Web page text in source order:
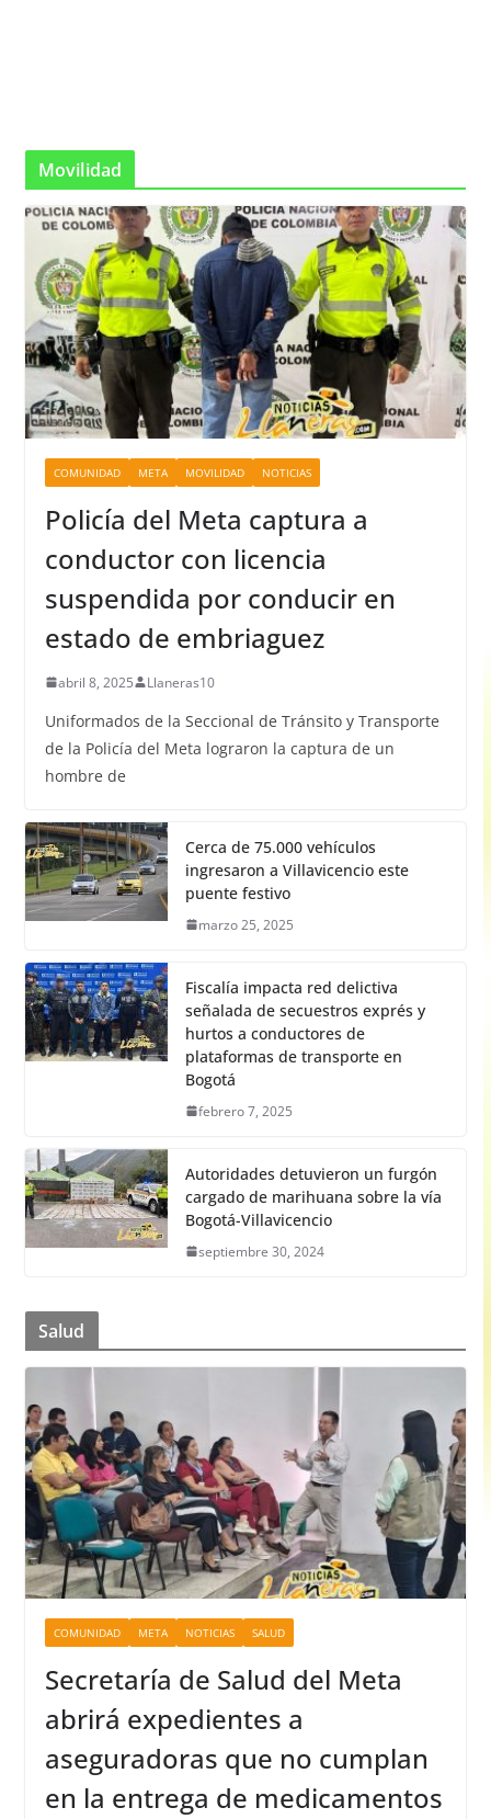
Movilidad
COMUNIDAD META MOVILIDAD NOTICIAS
Policía del Meta captura a
conductor con licencia
suspendida por conducir en
estado de embriaguez
abril 8, 2025 Llaneras10
Uniformados de la Seccional de Tránsito y Transporte
de la Policía del Meta lograron la captura de un
hombre de
Cerca de 75.000 vehículos
ingresaron a Villavicencio este
puente festivo
marzo 25, 2025
Fiscalía impacta red delictiva
señalada de secuestros exprés y
hurtos a conductores de
plataformas de transporte en
Bogotá
febrero 7, 2025
Autoridades detuvieron un furgón
cargado de marihuana sobre la vía
Bogotá-Villavicencio
septiembre 30, 2024
Salud
COMUNIDAD META NOTICIAS SALUD
Secretaría de Salud del Meta
abrirá expedientes a
aseguradoras que no cumplan
en la entrega de medicamentos